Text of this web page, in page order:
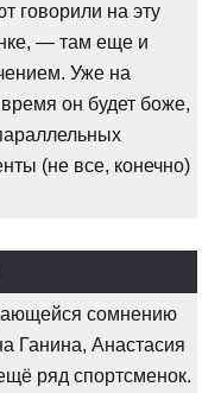
говорили на эту
— там еще и
Уже на
он будет боже,
(не все, конечно)
сомнению
Ганина, Анастасия
ряд спортсменок.